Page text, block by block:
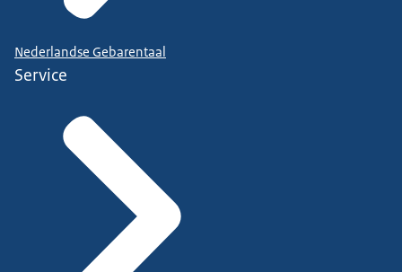
Nederlandse Gebarentaal
Service